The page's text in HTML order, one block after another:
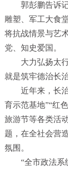
郭彭鹏告诉记
雕塑、军工大食
将抗战情景与艺
党、知史爱国。
大力弘扬太行
就是筑牢德治长
近年来，长治
育示范基地”“红
旅游节等各类活
题，在全社会营
氛围。
“全市政法系